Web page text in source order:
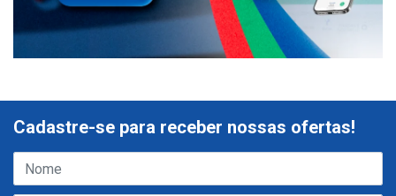
Cadastre-se para receber nossas ofertas!